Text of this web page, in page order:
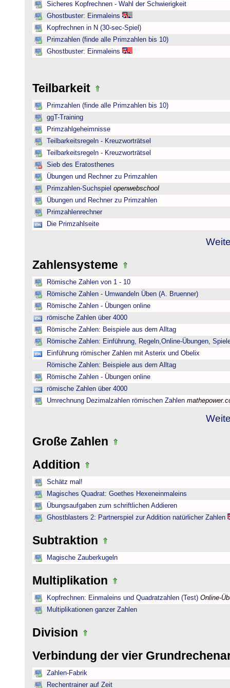
Sicheres Kopfrechnen - Wahl der Schwierigkeit
Ghostbuster: Einmaleins
Kopfrechnen in N (30-sec-Spiel)
Primzahlen (finde alle Primzahlen bis 10)
Ghostbuster: Einmaleins
Teilbarkeit
Primzahlen (finde alle Primzahlen bis 10)
ggT-Training
Primzahlgeheimnisse
Teilbarkeitsregeln - Kreuzworträtsel
Teilbarkeitsregeln - Kreuzworträtsel
Sieb des Eratosthenes
Übungen und Rechner zu Primzahlen
Primzahlen-Suchspiel openwebschool
Übungen und Rechner zu Primzahlen
Primzahlenrechner
Die Primzahlseite
Zahlensysteme
Römische Zahlen von 1 - 10
Römische Zahlen - Umwandeln Üben (A. Bruenner)
Römische Zahlen - Übungen online
römische Zahlen über 4000
Römische Zahlen: Beispiele aus dem Alltag
Römische Zahlen: Einführung, Regeln,Online-Übungen,
Einführung römischer Zahlen mit Asterix und Obelix
Römische Zahlen: Beispiele aus dem Alltag
Römische Zahlen - Übungen online
römische Zahlen über 4000
Umrechnung Dezimalzahlen römischen Zahlen
Große Zahlen
Addition
Schätz mal!
Magisches Quadrat: Goethes Hexeneinmaleins
Übungsaufgaben zum schriftlichen Addieren
Ghostblasters 2: Partnerspiel zur Addition natürlicher Zahlen
Subtraktion
Magische Zauberkugeln
Multiplikation
Kopfrechnen: Einmaleins und Quadratzahlen (Test) Online-
Multiplikationen ganzer Zahlen
Division
Verbindung der vier
Zahlen-Fabrik
Rechentrainer auf Zeit